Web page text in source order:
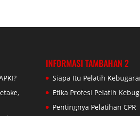
INFORMASI TAMBAHAN 2
Siapa Itu Pelatih
Etika Profesi Pelatih
Pentingnya Pelatihan CPR